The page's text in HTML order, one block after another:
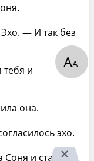
— И так без
и
она.
эхо.
и стала
АА